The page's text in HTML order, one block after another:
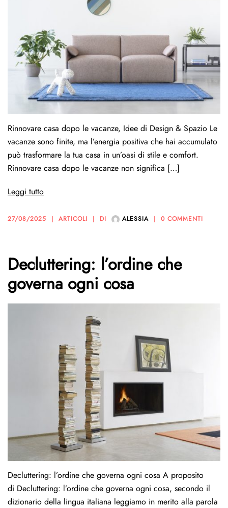
Rinnovare casa dopo le vacanze, Idee di Design & Spazio Le
vacanze sono finite, ma l’energia positiva che hai accumulato
può trasformare la tua casa in un’oasi di stile e comfort.
Rinnovare casa dopo le vacanze non significa […]
Leggi tutto
27/08/2025 ARTICOLI DI ALESSIA 0 COMMENTI
Decluttering: l’ordine che
governa ogni cosa
Decluttering: l’ordine che governa ogni cosa A proposito
di Decluttering: l’ordine che governa ogni cosa, secondo il
dizionario della lingua italiana leggiamo in merito alla parola